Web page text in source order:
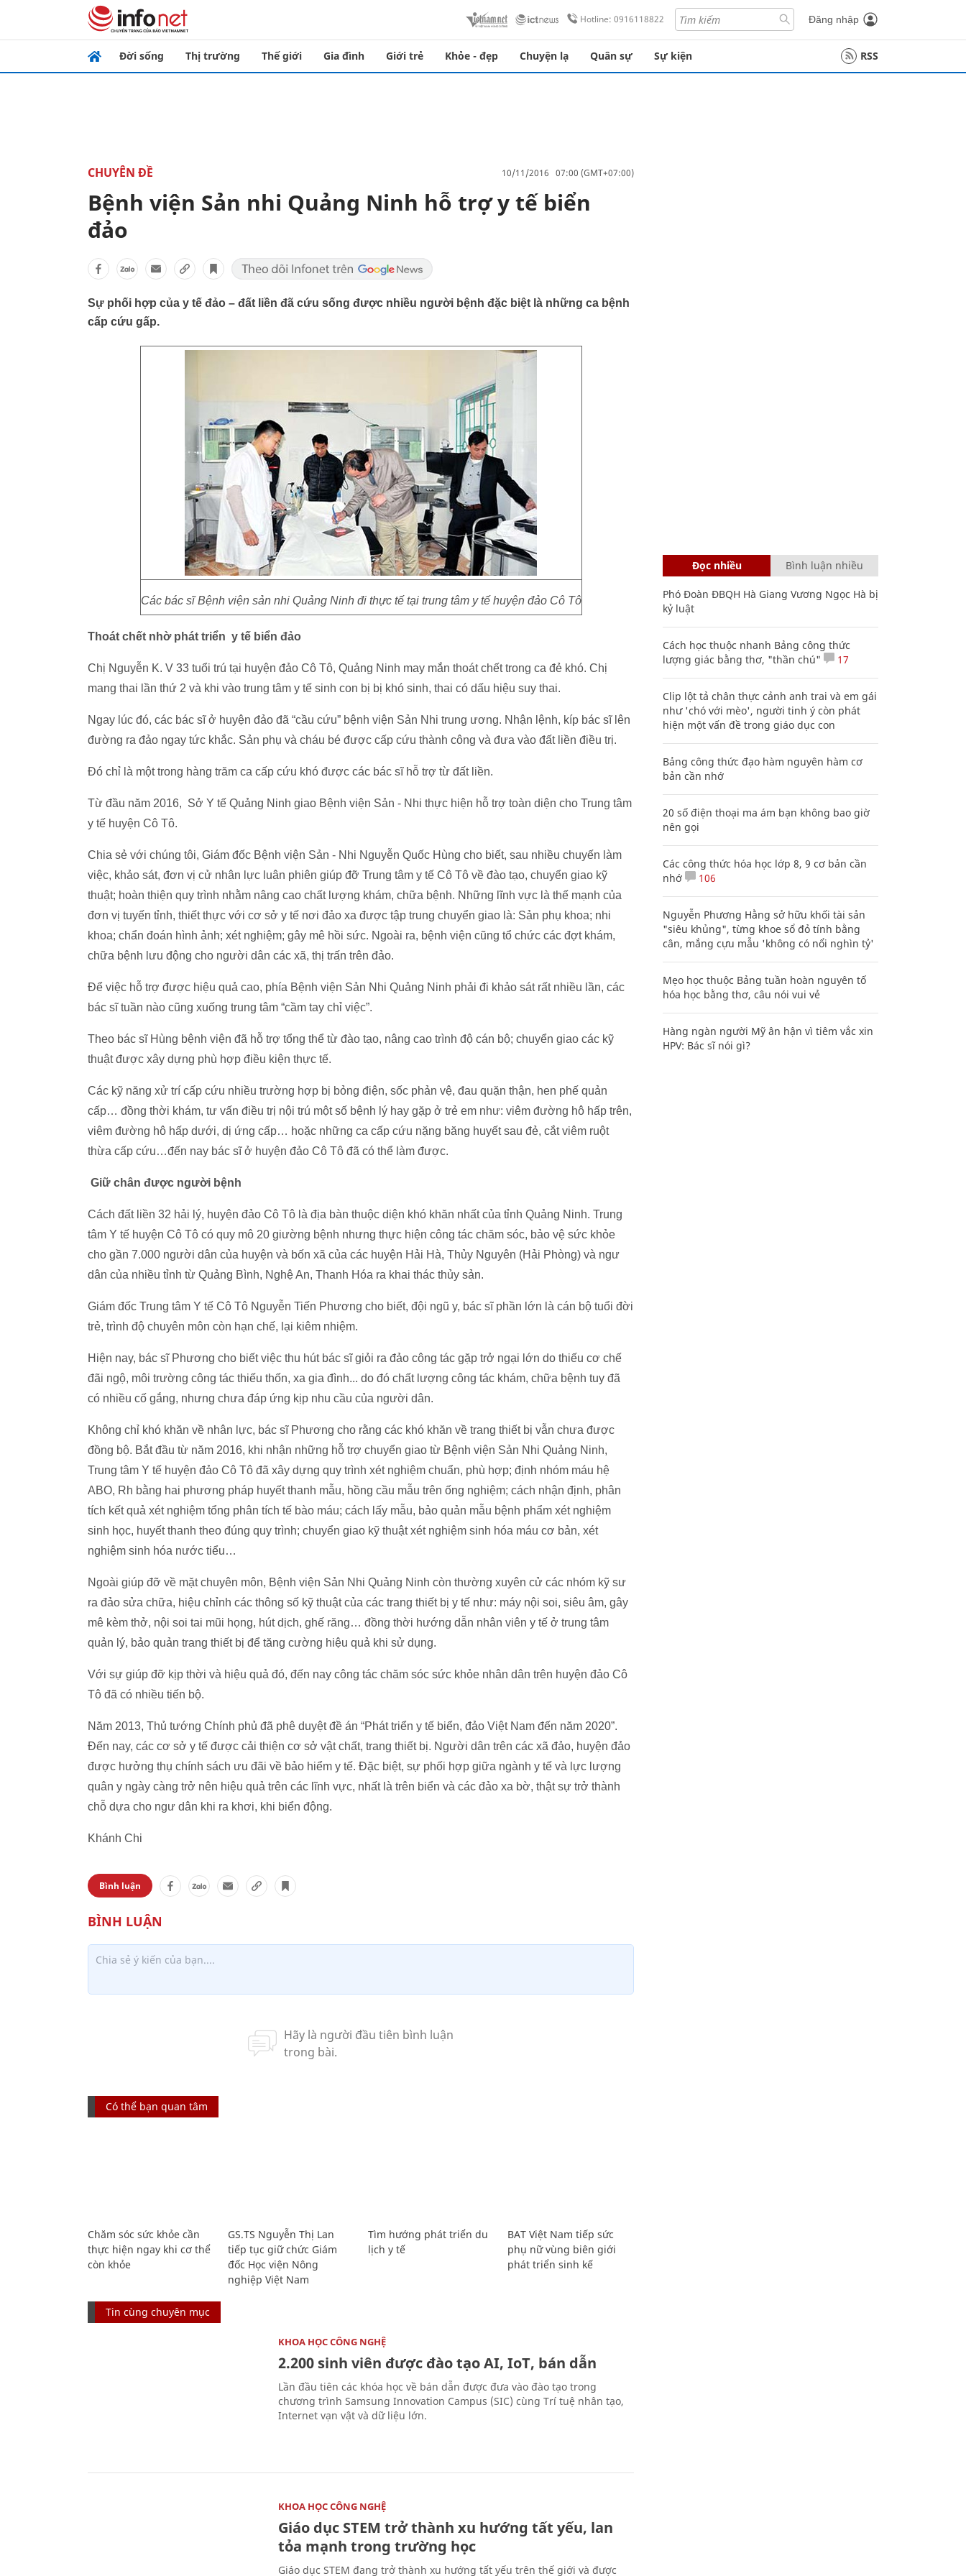
Hotline: 0916118822 Đăng nhập
Đời sống Thị trường Thế giới Gia đình Giới trẻ Khỏe - đẹp Chuyện lạ Quân sự Sự kiện RSS
CHUYÊN ĐỀ 10/11/2016 07:00 (GMT+07:00)
Bệnh viện Sản nhi Quảng Ninh hỗ trợ y tế biển
đảo
Sự phối hợp của y tế đảo – đất liền đã cứu sống được nhiều người bệnh đặc biệt là những ca bệnh
cấp cứu gấp.
Các bác sĩ Bệnh viện sản nhi Quảng Ninh đi thực tế tại trung tâm y tế huyện đảo Cô Tô
Thoát chết nhờ phát triển y tế biển đảo
Chị Nguyễn K. V 33 tuổi trú tại huyện đảo Cô Tô, Quảng Ninh may mắn thoát chết trong ca đẻ khó. Chị
mang thai lần thứ 2 và khi vào trung tâm y tế sinh con bị bị khó sinh, thai có dấu hiệu suy thai.
Ngay lúc đó, các bác sĩ ở huyện đảo đã “cầu cứu” bệnh viện Sản Nhi trung ương. Nhận lệnh, kíp bác sĩ lên
đường ra đảo ngay tức khắc. Sản phụ và cháu bé được cấp cứu thành công và đưa vào đất liền điều trị.
Đó chỉ là một trong hàng trăm ca cấp cứu khó được các bác sĩ hỗ trợ từ đất liền.
Từ đầu năm 2016, Sở Y tế Quảng Ninh giao Bệnh viện Sản - Nhi thực hiện hỗ trợ toàn diện cho Trung tâm
y tế huyện Cô Tô.
Chia sẻ với chúng tôi, Giám đốc Bệnh viện Sản - Nhi Nguyễn Quốc Hùng cho biết, sau nhiều chuyến làm
việc, khảo sát, đơn vị cử nhân lực luân phiên giúp đỡ Trung tâm y tế Cô Tô về đào tạo, chuyển giao kỹ
thuật; hoàn thiện quy trình nhằm nâng cao chất lượng khám, chữa bệnh. Những lĩnh vực là thế mạnh của
đơn vị tuyến tỉnh, thiết thực với cơ sở y tế nơi đảo xa được tập trung chuyển giao là: Sản phụ khoa; nhi
khoa; chẩn đoán hình ảnh; xét nghiệm; gây mê hồi sức. Ngoài ra, bệnh viện cũng tổ chức các đợt khám,
chữa bệnh lưu động cho người dân các xã, thị trấn trên đảo.
Để việc hỗ trợ được hiệu quả cao, phía Bệnh viện Sản Nhi Quảng Ninh phải đi khảo sát rất nhiều lần, các
bác sĩ tuần nào cũng xuống trung tâm “cầm tay chỉ việc”.
Theo bác sĩ Hùng bệnh viện đã hỗ trợ tổng thể từ đào tạo, nâng cao trình độ cán bộ; chuyển giao các kỹ
thuật được xây dựng phù hợp điều kiện thực tế.
Các kỹ năng xử trí cấp cứu nhiều trường hợp bị bỏng điện, sốc phản vệ, đau quặn thận, hen phế quản
cấp… đồng thời khám, tư vấn điều trị nội trú một số bệnh lý hay gặp ở trẻ em như: viêm đường hô hấp trên,
viêm đường hô hấp dưới, dị ứng cấp… hoặc những ca cấp cứu nặng băng huyết sau đẻ, cắt viêm ruột
thừa cấp cứu…đến nay bác sĩ ở huyện đảo Cô Tô đã có thể làm được.
Giữ chân được người bệnh
Cách đất liền 32 hải lý, huyện đảo Cô Tô là địa bàn thuộc diện khó khăn nhất của tỉnh Quảng Ninh. Trung
tâm Y tế huyện Cô Tô có quy mô 20 giường bệnh nhưng thực hiện công tác chăm sóc, bảo vệ sức khỏe
cho gần 7.000 người dân của huyện và bốn xã của các huyện Hải Hà, Thủy Nguyên (Hải Phòng) và ngư
dân của nhiều tỉnh từ Quảng Bình, Nghệ An, Thanh Hóa ra khai thác thủy sản.
Giám đốc Trung tâm Y tế Cô Tô Nguyễn Tiến Phương cho biết, đội ngũ y, bác sĩ phần lớn là cán bộ tuổi đời
trẻ, trình độ chuyên môn còn hạn chế, lại kiêm nhiệm.
Hiện nay, bác sĩ Phương cho biết việc thu hút bác sĩ giỏi ra đảo công tác gặp trở ngại lớn do thiếu cơ chế
đãi ngộ, môi trường công tác thiếu thốn, xa gia đình... do đó chất lượng công tác khám, chữa bệnh tuy đã
có nhiều cố gắng, nhưng chưa đáp ứng kịp nhu cầu của người dân.
Không chỉ khó khăn về nhân lực, bác sĩ Phương cho rằng các khó khăn về trang thiết bị vẫn chưa được
đồng bộ. Bắt đầu từ năm 2016, khi nhận những hỗ trợ chuyển giao từ Bệnh viện Sản Nhi Quảng Ninh,
Trung tâm Y tế huyện đảo Cô Tô đã xây dựng quy trình xét nghiệm chuẩn, phù hợp; định nhóm máu hệ
ABO, Rh bằng hai phương pháp huyết thanh mẫu, hồng cầu mẫu trên ống nghiệm; cách nhận định, phân
tích kết quả xét nghiệm tổng phân tích tế bào máu; cách lấy mẫu, bảo quản mẫu bệnh phẩm xét nghiệm
sinh học, huyết thanh theo đúng quy trình; chuyển giao kỹ thuật xét nghiệm sinh hóa máu cơ bản, xét
nghiệm sinh hóa nước tiểu…
Ngoài giúp đỡ về mặt chuyên môn, Bệnh viện Sản Nhi Quảng Ninh còn thường xuyên cử các nhóm kỹ sư
ra đảo sửa chữa, hiệu chỉnh các thông số kỹ thuật của các trang thiết bị y tế như: máy nội soi, siêu âm, gây
mê kèm thở, nội soi tai mũi họng, hút dịch, ghế răng… đồng thời hướng dẫn nhân viên y tế ở trung tâm
quản lý, bảo quản trang thiết bị để tăng cường hiệu quả khi sử dụng.
Với sự giúp đỡ kịp thời và hiệu quả đó, đến nay công tác chăm sóc sức khỏe nhân dân trên huyện đảo Cô
Tô đã có nhiều tiến bộ.
Năm 2013, Thủ tướng Chính phủ đã phê duyệt đề án “Phát triển y tế biển, đảo Việt Nam đến năm 2020”.
Đến nay, các cơ sở y tế được cải thiện cơ sở vật chất, trang thiết bị. Người dân trên các xã đảo, huyện đảo
được hưởng thụ chính sách ưu đãi về bảo hiểm y tế. Đặc biệt, sự phối hợp giữa ngành y tế và lực lượng
quân y ngày càng trở nên hiệu quả trên các lĩnh vực, nhất là trên biển và các đảo xa bờ, thật sự trở thành
chỗ dựa cho ngư dân khi ra khơi, khi biển động.
Khánh Chi
Bình luận
Có thể bạn quan tâm
Chăm sóc sức khỏe cần
thực hiện ngay khi cơ thể
còn khỏe
GS.TS Nguyễn Thị Lan
tiếp tục giữ chức Giám
đốc Học viện Nông
nghiệp Việt Nam
Tìm hướng phát triển du
lịch y tế
BAT Việt Nam tiếp sức
phụ nữ vùng biên giới
phát triển sinh kế
Tin cùng chuyên mục
KHOA HỌC CÔNG NGHỆ
2.200 sinh viên được đào tạo AI, IoT, bán dẫn
Lần đầu tiên các khóa học về bán dẫn được đưa vào đào tạo trong
chương trình Samsung Innovation Campus (SIC) cùng Trí tuệ nhân tạo,
Internet vạn vật và dữ liệu lớn.
KHOA HỌC CÔNG NGHỆ
Giáo dục STEM trở thành xu hướng tất yếu, lan
tỏa mạnh trong trường học
Giáo dục STEM đang trở thành xu hướng tất yếu trên thế giới và được
Đọc nhiều Bình luận nhiều
Phó Đoàn ĐBQH Hà Giang Vương Ngọc Hà bị
kỷ luật
Cách học thuộc nhanh Bảng công thức
lượng giác bằng thơ, "thần chú"
17
Clip lột tả chân thực cảnh anh trai và em gái
như 'chó với mèo', người tinh ý còn phát
hiện một vấn đề trong giáo dục con
Bảng công thức đạo hàm nguyên hàm cơ
bản cần nhớ
20 số điện thoại ma ám bạn không bao giờ
nên gọi
Các công thức hóa học lớp 8, 9 cơ bản cần
nhớ
106
Nguyễn Phương Hằng sở hữu khối tài sản
"siêu khủng", từng khoe sổ đỏ tính bằng
cân, mắng cựu mẫu 'không có nổi nghìn tỷ'
Mẹo học thuộc Bảng tuần hoàn nguyên tố
hóa học bằng thơ, câu nói vui vẻ
Hàng ngàn người Mỹ ân hận vì tiêm vắc xin
HPV: Bác sĩ nói gì?